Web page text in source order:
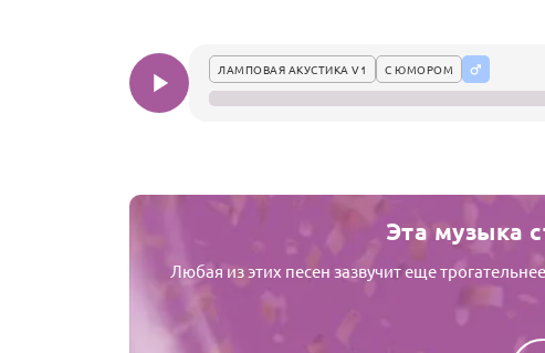
ЛАМПОВАЯ АКУСТИКА V1 С ЮМОРОМ
Эта музыка
Любая из этих песен зазвучит еще